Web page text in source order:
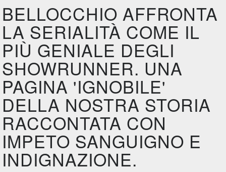
BELLOCCHIO AFFRONTA
LA SERIALITÀ COME IL
PIÙ GENIALE DEGLI
SHOWRUNNER. UNA
PAGINA 'IGNOBILE'
DELLA NOSTRA STORIA
RACCONTATA CON
IMPETO SANGUIGNO E
INDIGNAZIONE.